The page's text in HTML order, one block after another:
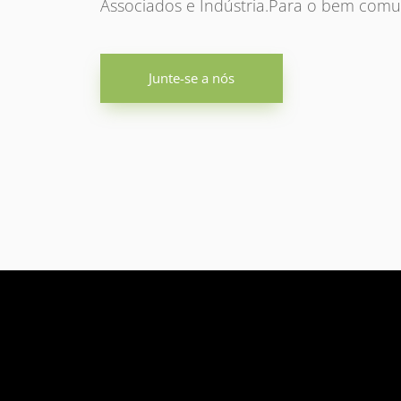
Associados e Indústria.Para o bem
Junte-se a nós